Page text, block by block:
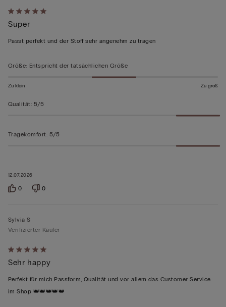
Mit
5
von
bewertet
12.07.2026
Super
Passt perfekt und der Stoff sehr angenehm zu tragen
Größe: Entspricht der tatsächlichen Größe
Zu klein Zu groß
Qualität: 5/5
Tragekomfort: 5/5
0 0
Mit
5
von
5
Sylvia S
Verifizierter Käufer
Sehr happy
Perfekt für mich Passform, Qualität und vor allem das Customer Service
im Shop 👑👑👑👑👑